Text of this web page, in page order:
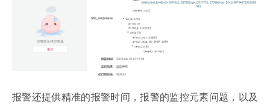
报警还提供精准的报警时间，报警的监控元素问题，以及